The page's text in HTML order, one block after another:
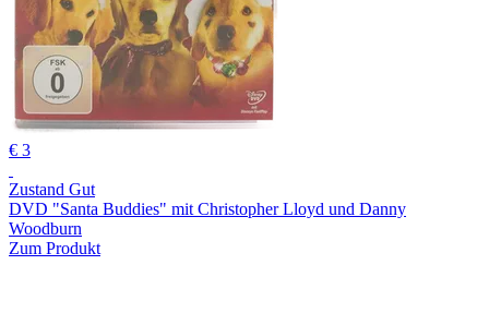
€ 3
Zustand Gut
DVD "Santa Buddies" mit Christopher Lloyd und Danny
Woodburn
Zum Produkt